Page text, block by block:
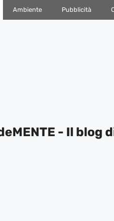
Ambiente Pubblicità
- Il blog